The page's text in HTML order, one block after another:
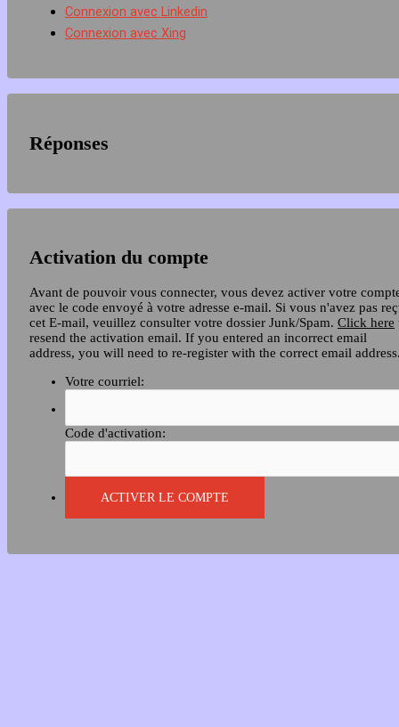
Connexion avec Linkedin
Connexion avec Xing
Réponses
Activation du compte
Avant de pouvoir vous connecter, vous devez activer votre
avec le code envoyé à votre adresse e-mail. Si vous n'avez pas
cet E-mail, veuillez consulter votre dossier Junk/Spam. Click here
resend the activation email. If you entered an incorrect email
address, you will need to re-register with the correct email
Votre courriel:
Code d'activation: